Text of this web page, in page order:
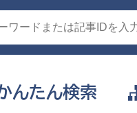
んたん検索